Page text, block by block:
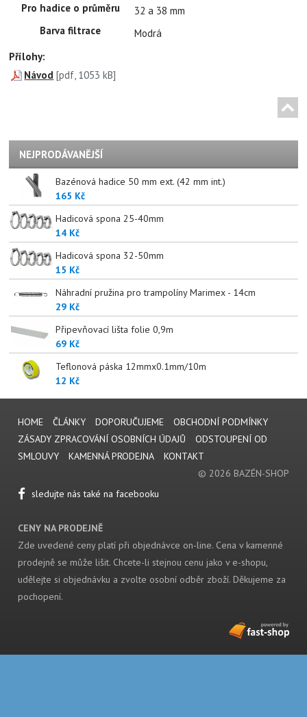
Pro hadice o průměru
32 a 38 mm
Barva filtrace
Modrá
Přílohy:
Návod [pdf, 1053 kB]
NEJPRODÁVANĚJŠÍ
Bazénová hadice 50 mm ext. (42 mm int.)
165 Kč
Hadicová spona 25-40mm
14 Kč
Hadicová spona 32-50mm
15 Kč
Náhradní pružina pro trampolíny Marimex - 14cm
29 Kč
Připevňovací lišta folie 0,9m
69 Kč
Teflonová páska 12mmx0.1mm/10m
12 Kč
HOME ČLÁNKY DOPORUČUJEME
OBCHODNÍ PODMÍNKY
ZÁSADY ZPRACOVÁNÍ OSOBNÍCH ÚDAJŮ
ODSTOUPENÍ OD
SMLOUVY
KAMENNÁ PRODEJNA
KONTAKT
© 2026 BAZÉN-SHOP
sledujte nás také na facebooku
CENY NA PRODEJNĚ
Zde uvedené ceny platí při objednávce on-line. Cena v kamenné
prodejně se může lišit. Chcete-li stejnou cenu jako v e-shopu,
udělejte si objednávku a zvolte osobní odběr zboží. Děkujeme za
pochopení.